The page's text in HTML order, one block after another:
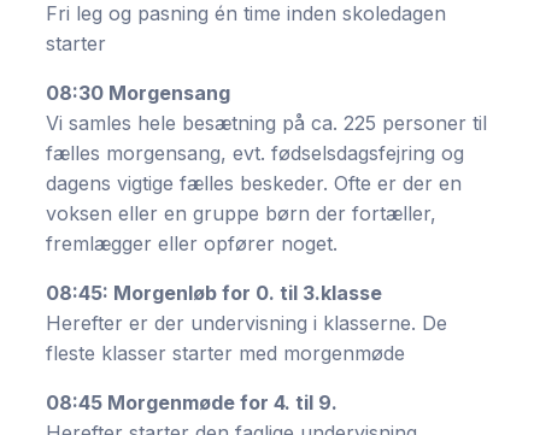
Fri leg og pasning én time inden skoledagen
starter
08:30 Morgensang
Vi samles hele besætning på ca. 225 personer til
fælles morgensang, evt. fødselsdagsfejring og
dagens vigtige fælles beskeder. Ofte er der en
voksen eller en gruppe børn der fortæller,
fremlægger eller opfører noget.
08:45: Morgenløb for 0. til 3.klasse
Herefter er der undervisning i klasserne. De
fleste klasser starter med morgenmøde
08:45 Morgenmøde for 4. til 9.